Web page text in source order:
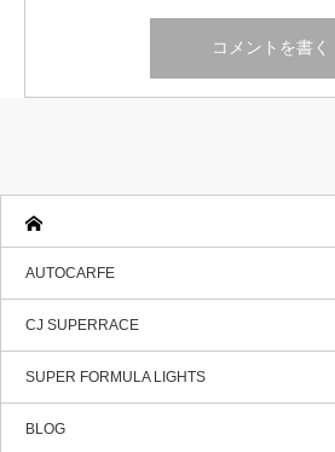
AUTOCARFE
CJ SUPERRACE
SUPER FORMULA LIGHTS
BLOG